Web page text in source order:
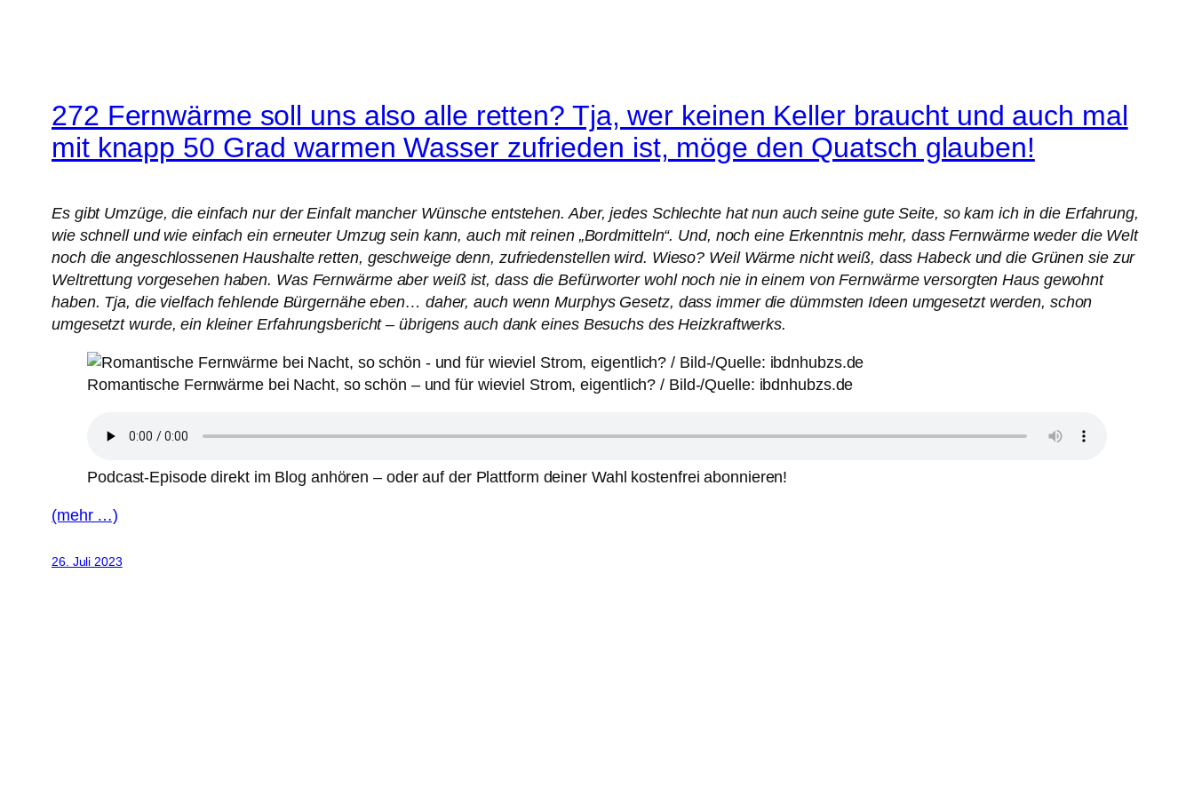
272 Fernwärme soll uns also alle retten? Tja, wer keinen Keller braucht und auch mal
mit knapp 50 Grad warmen Wasser zufrieden ist, möge den Quatsch glauben!
Es gibt Umzüge, die einfach nur der Einfalt mancher Wünsche entstehen. Aber, jedes Schlechte hat nun auch seine gute Seite, so kam ich in die Erfahrung,
wie schnell und wie einfach ein erneuter Umzug sein kann, auch mit reinen „Bordmitteln“. Und, noch eine Erkenntnis mehr, dass Fernwärme weder die Welt
noch die angeschlossenen Haushalte retten, geschweige denn, zufriedenstellen wird. Wieso? Weil Wärme nicht weiß, dass Habeck und die Grünen sie zur
Weltrettung vorgesehen haben. Was Fernwärme aber weiß ist, dass die Befürworter wohl noch nie in einem von Fernwärme versorgten Haus gewohnt
haben. Tja, die vielfach fehlende Bürgernähe eben… daher, auch wenn Murphys Gesetz, dass immer die dümmsten Ideen umgesetzt werden, schon
umgesetzt wurde, ein kleiner Erfahrungsbericht – übrigens auch dank eines Besuchs des Heizkraftwerks.
Romantische Fernwärme bei Nacht, so schön – und für wieviel Strom, eigentlich? / Bild-/Quelle: ibdnhubzs.de
Podcast-Episode direkt im Blog anhören – oder auf der Plattform deiner Wahl kostenfrei abonnieren!
(mehr …)
26. Juli 2023